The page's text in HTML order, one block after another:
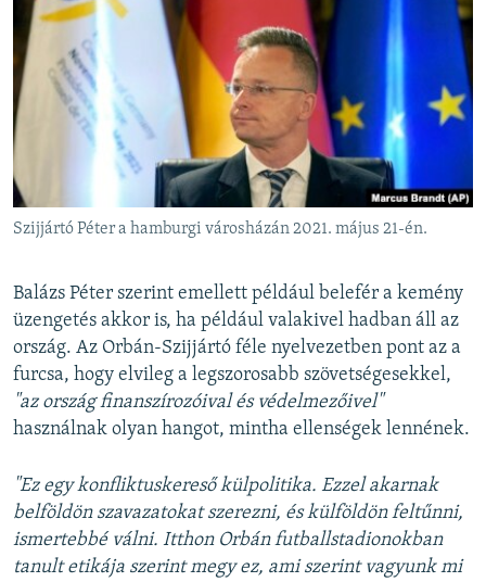
Szijjártó Péter a hamburgi városházán 2021. május 21-én.
Balázs Péter szerint emellett például belefér a kemény
üzengetés akkor is, ha például valakivel hadban áll az
ország. Az Orbán-Szijjártó féle nyelvezetben pont az a
furcsa, hogy elvileg a legszorosabb szövetségesekkel,
"az ország finanszírozóival és védelmezőivel"
használnak olyan hangot, mintha ellenségek lennének.
"Ez egy konfliktuskereső külpolitika. Ezzel akarnak
belföldön szavazatokat szerezni, és külföldön feltűnni,
ismertebbé válni. Itthon Orbán futballstadionokban
tanult etikája szerint megy ez, ami szerint vagyunk mi